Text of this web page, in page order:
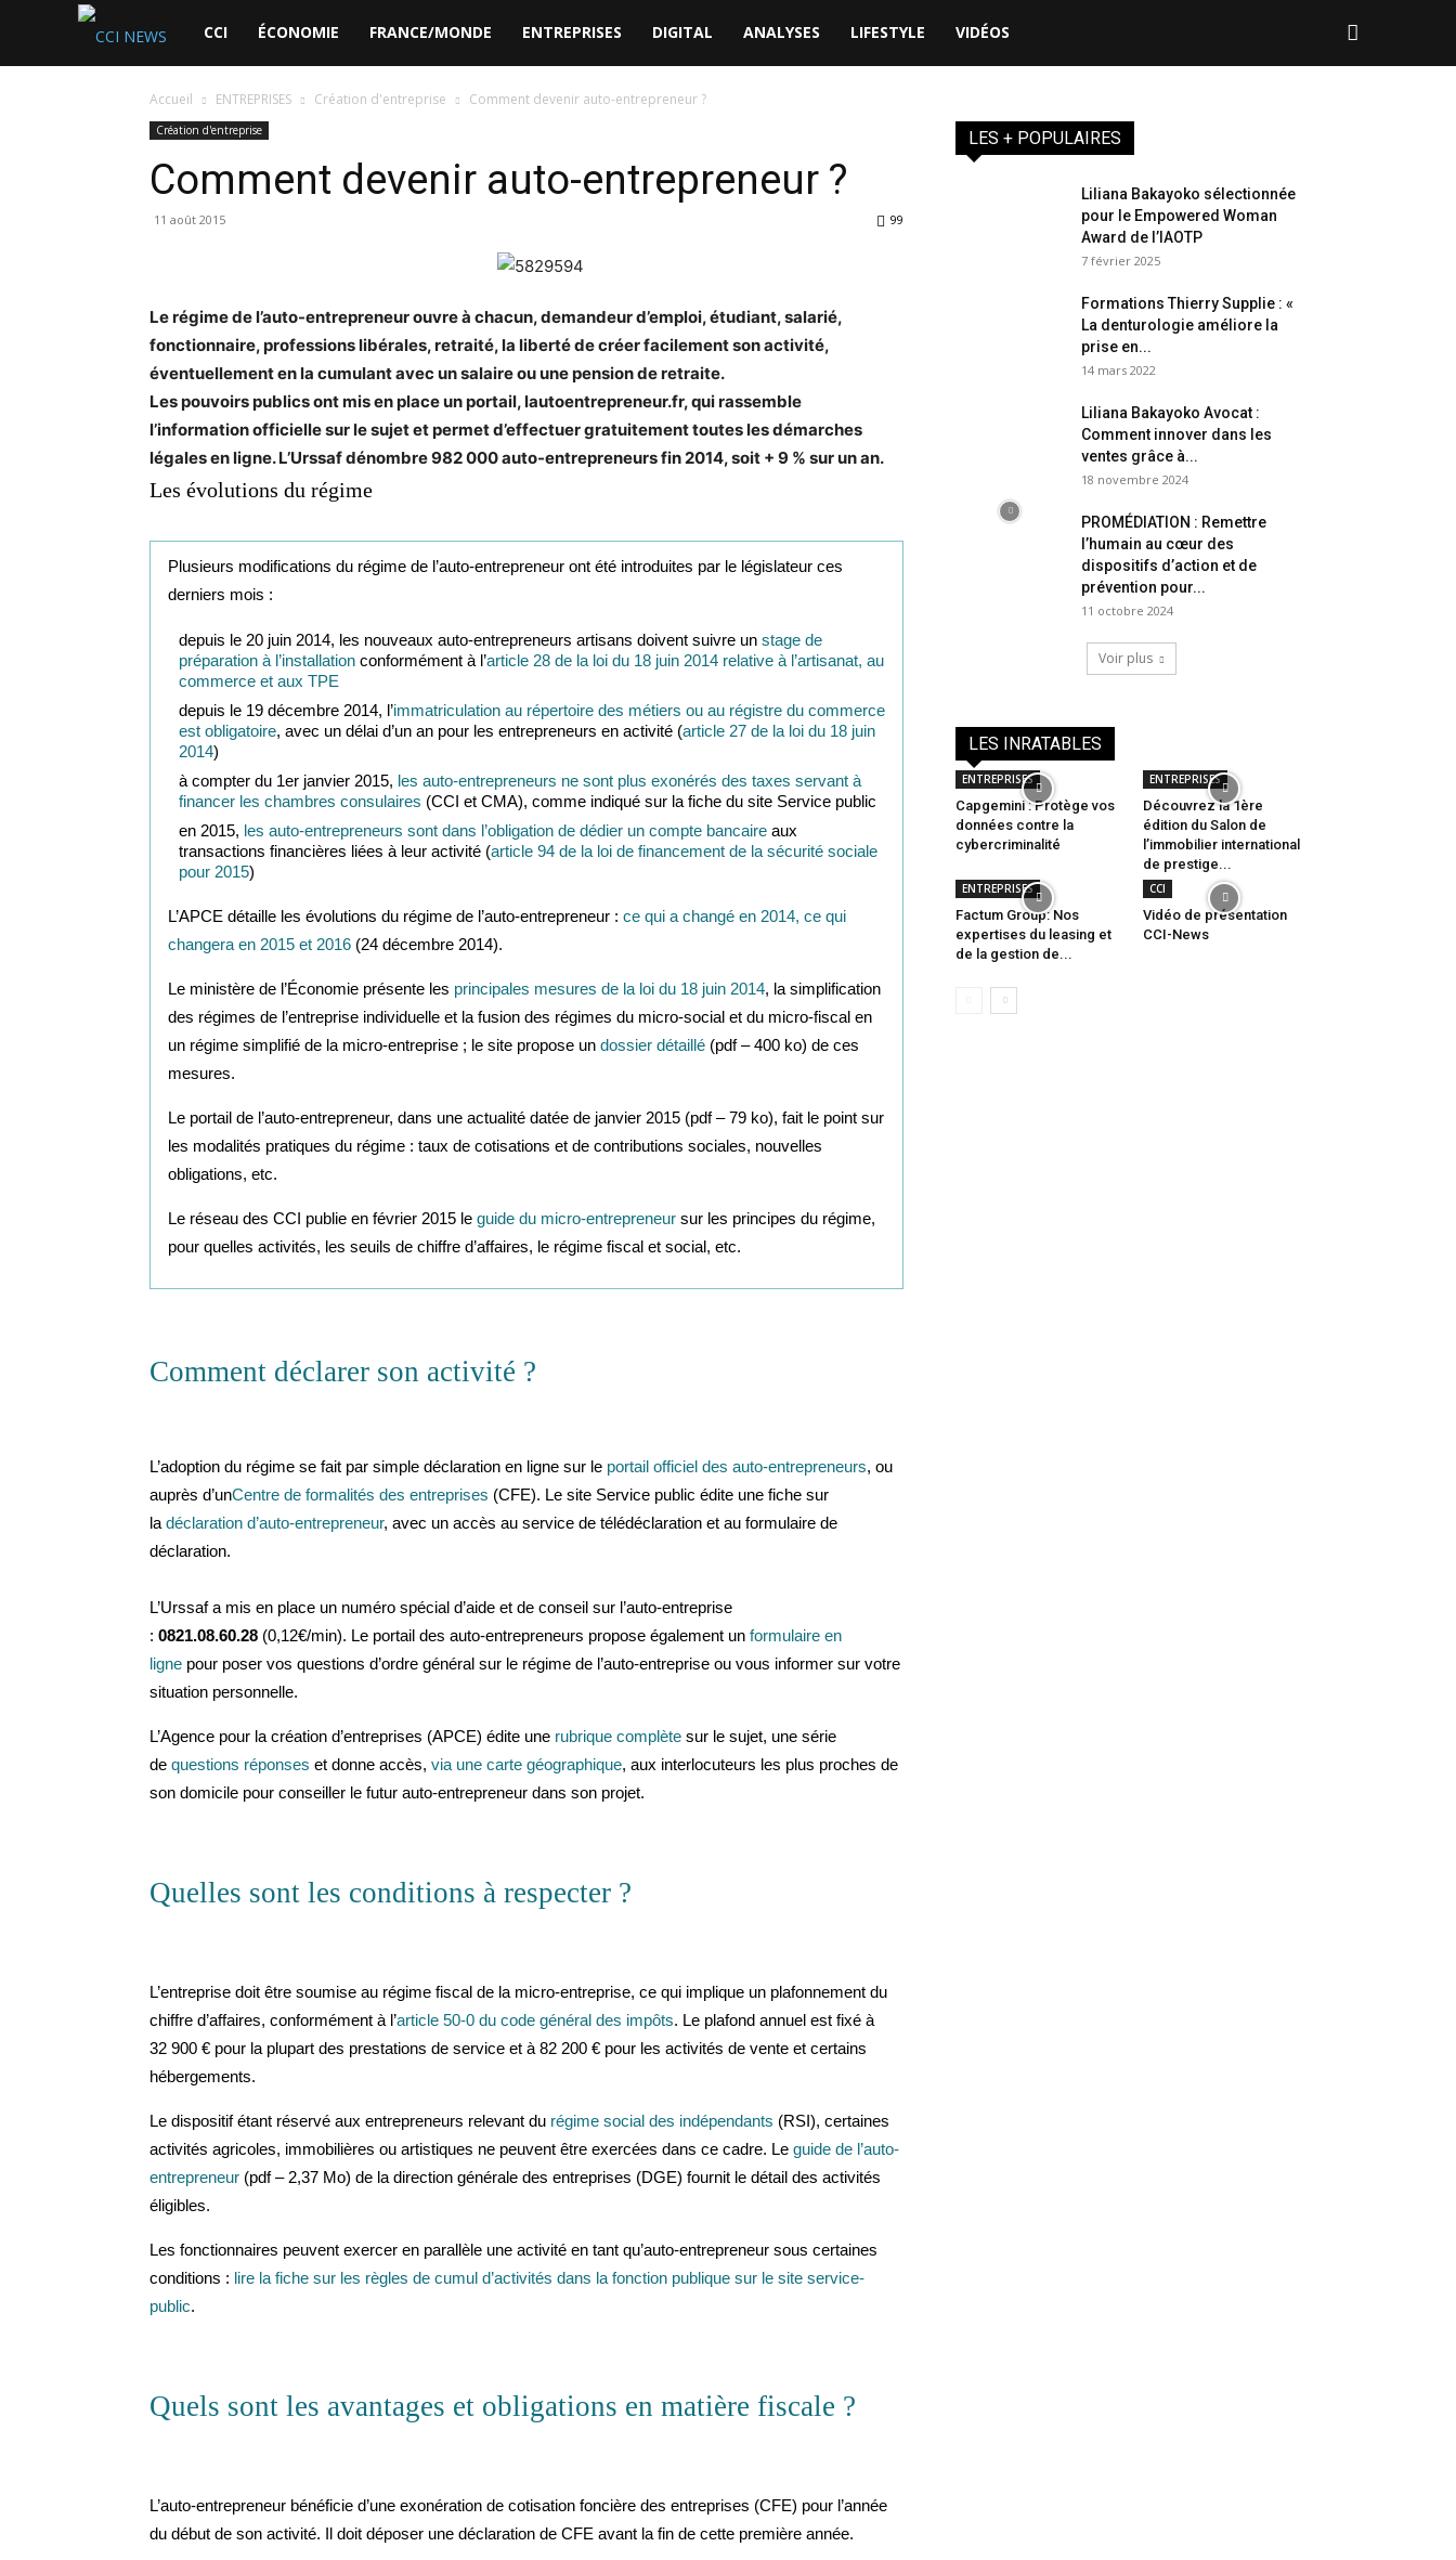
CCI
News
CCI ÉCONOMIE FRANCE/MONDE ENTREPRISES DIGITAL ANALYSES LIFESTYLE VIDÉOS
Accueil ENTREPRISES Création d'entreprise Comment devenir auto-entrepreneur ?
Création d'entreprise
Comment devenir auto-entrepreneur ?
11 août 2015 99
Le régime de l’auto-entrepreneur ouvre à chacun, demandeur d’emploi, étudiant, salarié,
fonctionnaire, professions libérales, retraité, la liberté de créer facilement son activité,
éventuellement en la cumulant avec un salaire ou une pension de retraite.
Les pouvoirs publics ont mis en place un portail, lautoentrepreneur.fr, qui rassemble
l’information officielle sur le sujet et permet d’effectuer gratuitement toutes les démarches
légales en ligne. L’Urssaf dénombre 982 000 auto-entrepreneurs fin 2014, soit + 9 % sur un an.
Les évolutions du régime
Plusieurs modifications du régime de l’auto-entrepreneur ont été introduites par le législateur ces
derniers mois :
depuis le 20 juin 2014, les nouveaux auto-entrepreneurs artisans doivent suivre un stage de
préparation à l’installation conformément à l’article 28 de la loi du 18 juin 2014 relative à l’artisanat, au
commerce et aux TPE
depuis le 19 décembre 2014, l’immatriculation au répertoire des métiers ou au régistre du commerce
est obligatoire, avec un délai d’un an pour les entrepreneurs en activité (article 27 de la loi du 18 juin
2014)
à compter du 1er janvier 2015, les auto-entrepreneurs ne sont plus exonérés des taxes servant à
financer les chambres consulaires (CCI et CMA), comme indiqué sur la fiche du site Service public
en 2015, les auto-entrepreneurs sont dans l’obligation de dédier un compte bancaire aux
transactions financières liées à leur activité (article 94 de la loi de financement de la sécurité sociale
pour 2015)
L’APCE détaille les évolutions du régime de l’auto-entrepreneur : ce qui a changé en 2014, ce qui
changera en 2015 et 2016 (24 décembre 2014).
Le ministère de l’Économie présente les principales mesures de la loi du 18 juin 2014, la simplification
des régimes de l’entreprise individuelle et la fusion des régimes du micro-social et du micro-fiscal en
un régime simplifié de la micro-entreprise ; le site propose un dossier détaillé (pdf – 400 ko) de ces
mesures.
Le portail de l’auto-entrepreneur, dans une actualité datée de janvier 2015 (pdf – 79 ko), fait le point sur
les modalités pratiques du régime : taux de cotisations et de contributions sociales, nouvelles
obligations, etc.
Le réseau des CCI publie en février 2015 le guide du micro-entrepreneur sur les principes du régime,
pour quelles activités, les seuils de chiffre d’affaires, le régime fiscal et social, etc.
Comment déclarer son activité ?
L’adoption du régime se fait par simple déclaration en ligne sur le portail officiel des auto-entrepreneurs, ou
auprès d’unCentre de formalités des entreprises (CFE). Le site Service public édite une fiche sur
la déclaration d’auto-entrepreneur, avec un accès au service de télédéclaration et au formulaire de
déclaration.
L’Urssaf a mis en place un numéro spécial d’aide et de conseil sur l’auto-entreprise
: 0821.08.60.28 (0,12€/min). Le portail des auto-entrepreneurs propose également un formulaire en
ligne pour poser vos questions d’ordre général sur le régime de l’auto-entreprise ou vous informer sur votre
situation personnelle.
L’Agence pour la création d’entreprises (APCE) édite une rubrique complète sur le sujet, une série
de questions réponses et donne accès, via une carte géographique, aux interlocuteurs les plus proches de
son domicile pour conseiller le futur auto-entrepreneur dans son projet.
Quelles sont les conditions à respecter ?
L’entreprise doit être soumise au régime fiscal de la micro-entreprise, ce qui implique un plafonnement du
chiffre d’affaires, conformément à l’article 50-0 du code général des impôts. Le plafond annuel est fixé à
32 900 € pour la plupart des prestations de service et à 82 200 € pour les activités de vente et certains
hébergements.
Le dispositif étant réservé aux entrepreneurs relevant du régime social des indépendants (RSI), certaines
activités agricoles, immobilières ou artistiques ne peuvent être exercées dans ce cadre. Le guide de l’auto-
entrepreneur (pdf – 2,37 Mo) de la direction générale des entreprises (DGE) fournit le détail des activités
éligibles.
Les fonctionnaires peuvent exercer en parallèle une activité en tant qu’auto-entrepreneur sous certaines
conditions : lire la fiche sur les règles de cumul d’activités dans la fonction publique sur le site service-
public.
Quels sont les avantages et obligations en matière fiscale ?
L’auto-entrepreneur bénéficie d’une exonération de cotisation foncière des entreprises (CFE) pour l’année
du début de son activité. Il doit déposer une déclaration de CFE avant la fin de cette première année.
LES + POPULAIRES
Liliana Bakayoko sélectionnée
pour le Empowered Woman
Award de l’IAOTP
7 février 2025
Formations Thierry Supplie : «
La denturologie améliore la
prise en...
14 mars 2022
Liliana Bakayoko Avocat :
Comment innover dans les
ventes grâce à...
18 novembre 2024
PROMÉDIATION : Remettre
l’humain au cœur des
dispositifs d’action et de
prévention pour...
11 octobre 2024
Voir plus
LES INRATABLES
ENTREPRISES
Capgemini : Protège vos
données contre la
cybercriminalité
ENTREPRISES
Découvrez la 1ère
édition du Salon de
l’immobilier international
de prestige...
ENTREPRISES
Factum Group: Nos
expertises du leasing et
de la gestion de...
CCI
Vidéo de présentation
CCI-News